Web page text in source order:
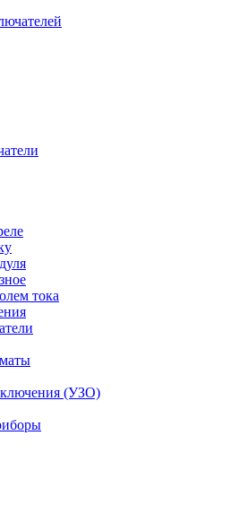
тока
(УЗО)